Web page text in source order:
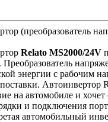
(преобразователь
Relato MS2000/24V
энергии с рабочим
Автоинвертор
на автомобиле и
и подключения
автомобильный